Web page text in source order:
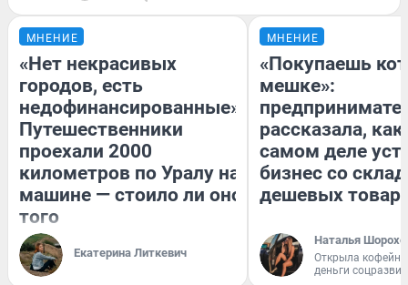
МНЕНИЕ
«Нет некрасивых
городов, есть
недофинансированные».
Путешественники
проехали 2000
километров по Уралу на
машине — стоило ли оно
того
Екатерина Литкевич
МНЕНИЕ
«Покупаешь
мешке»:
рассказала, как
самом деле
бизнес со
дешевых
Наталья
Открыла
деньги